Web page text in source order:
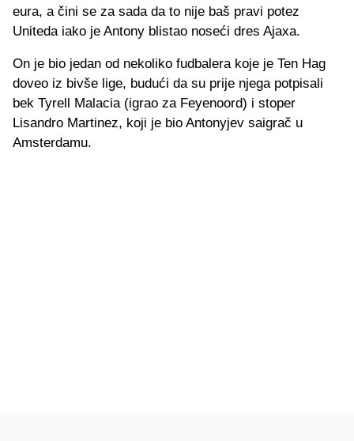
eura, a čini se za sada da to nije baš pravi potez
Uniteda iako je Antony blistao noseći dres Ajaxa.
On je bio jedan od nekoliko fudbalera koje je Ten Hag
doveo iz bivše lige, budući da su prije njega potpisali
bek Tyrell Malacia (igrao za Feyenoord) i stoper
Lisandro Martinez, koji je bio Antonyjev saigrač u
Amsterdamu.